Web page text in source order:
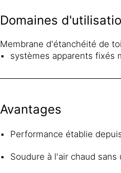
Domaines
Membrane d'étanchéité de
systèmes apparents fixés
Avantages
Performance établie
Soudure à l'air chaud